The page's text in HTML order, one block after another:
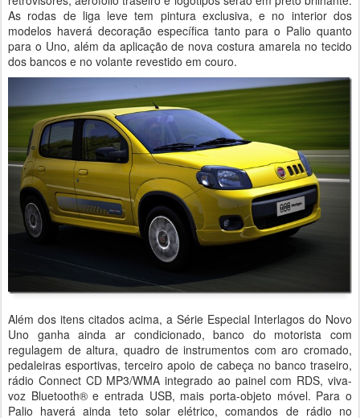
As rodas de liga leve tem pintura exclusiva, e no interior dos
modelos haverá decoração específica tanto para o Palio quanto
para o Uno, além da aplicação de nova costura amarela no tecido
dos bancos e no volante revestido em couro.
Além dos itens citados acima, a Série Especial Interlagos do Novo
Uno ganha ainda ar condicionado, banco do motorista com
regulagem de altura, quadro de instrumentos com aro cromado,
pedaleiras esportivas, terceiro apoio de cabeça no banco traseiro,
rádio Connect CD MP3/WMA integrado ao painel com RDS, viva-
voz Bluetooth® e entrada USB, mais porta-objeto móvel. Para o
Palio haverá ainda teto solar elétrico, comandos de rádio no